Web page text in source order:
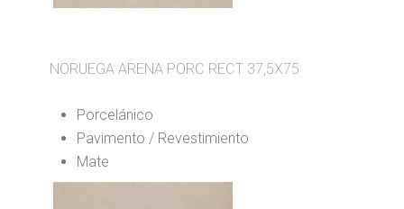
NORUEGA ARENA PORC RECT 37,5X75
Porcelánico
Pavimento / Revestimiento
Mate